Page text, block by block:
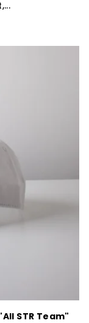
STR Team"